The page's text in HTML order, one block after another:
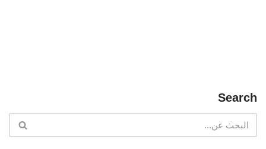
Search